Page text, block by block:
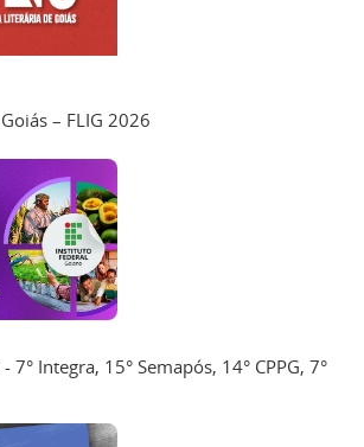
– FLIG 2026
7° Integra, 15° Semapós, 14° CPPG, 7°